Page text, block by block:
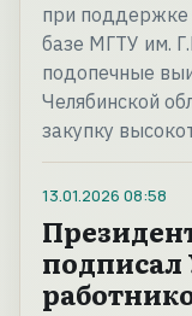
при
базе МГТУ им.
подопечные
Челябинской
закупку
13.01.2026 08:58
подписал